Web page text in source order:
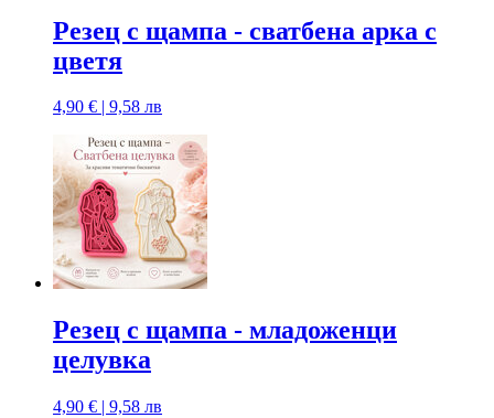
Резец с щампa - сватбена арка с
цветя
4,90 € | 9,58 лв
Резец с щампa - младоженци
целувка
4,90 € | 9,58 лв